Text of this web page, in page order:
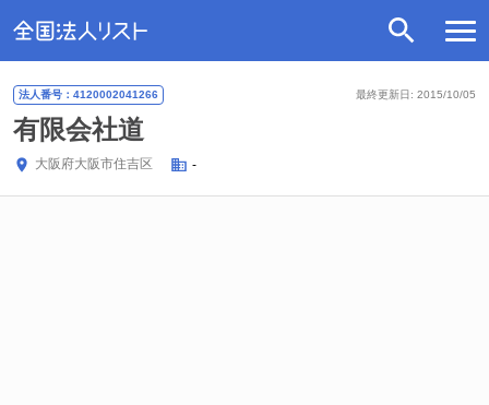
最終更新日: 2015/10/05
法人番号：4120002041266
有限会社道
大阪府大阪市住吉区 -